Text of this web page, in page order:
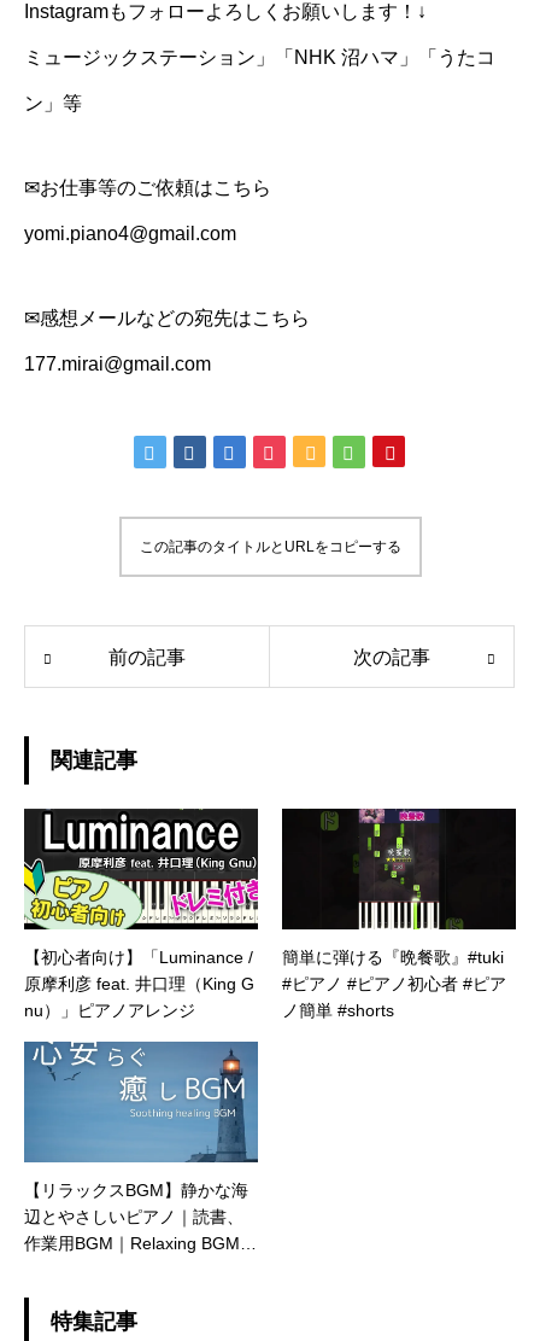
Instagramもフォローよろしくお願いします！↓
ミュージックステーション」「NHK 沼ハマ」「うたコ
ン」等
✉お仕事等のご依頼はこちら
yomi.piano4@gmail.com
✉感想メールなどの宛先はこちら
177.mirai@gmail.com
この記事のタイトルとURLをコピーする
前の記事 次の記事
関連記事
【初心者向け】「Luminance /
原摩利彦 feat. 井口理（King G
nu）」ピアノアレンジ
簡単に弾ける『晩餐歌』#tuki
#ピアノ #ピアノ初心者 #ピア
ノ簡単 #shorts
【リラックスBGM】静かな海
辺とやさしいピアノ｜読書、
作業用BGM｜Relaxing BGM
ng & Work
特集記事